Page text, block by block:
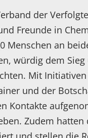
der
Freunde in
Menschen an
würdig dem
Mit
und der
Kontakte
Zudem